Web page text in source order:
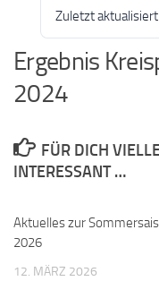
Zuletzt aktualisiert
Ergebnis
2024
FÜR DICH
INTERESSANT …
Aktuelles zur
2026
12. MÄRZ 2026